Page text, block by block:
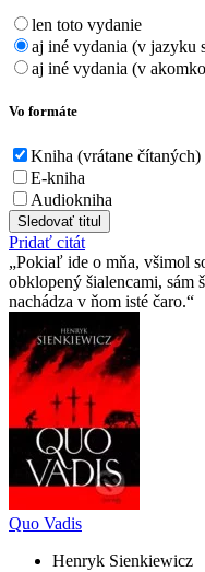
len toto vydanie
aj iné vydania (v jazyku
aj iné vydania (v
Vo formáte
Kniha (vrátane čítaných)
E-kniha
Audiokniha
Sledovať titul
Pridať citát
Pokiaľ ide o mňa, všimol
obklopený šialencami, sám
nachádza v ňom isté čaro.
Quo Vadis
Henryk Sienkiewicz